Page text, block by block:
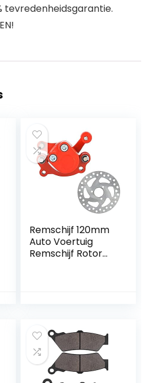
tevredenheidsgarantie.
Remschijf 120mm
Auto Voertuig
Remschijf Rotor